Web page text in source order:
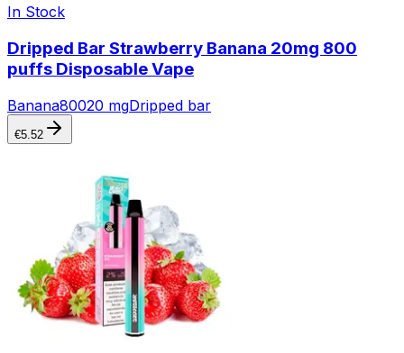
In Stock
Dripped Bar Strawberry Banana 20mg 800
puffs Disposable Vape
Banana80020 mgDripped bar
€5.52